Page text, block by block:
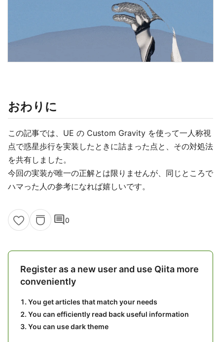
おわりに
この記事では、UE の Custom Gravity を使って一人称視
点で惑星歩行を実装したときに詰まった点と、その対処法
を共有しました。
今回の実装が唯一の正解とは限りませんが、同じところで
ハマった人の参考になれば嬉しいです。
comment0
Register as a new user and use Qiita more
conveniently
You get articles that match your needs
You can efficiently read back useful information
You can use dark theme